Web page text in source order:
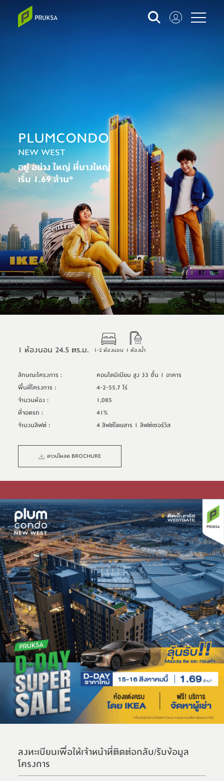
PLUMCONDO
NEW WEST
อยู่ อย่าง ใหญ่ ที่บางใหญ่
เริ่ม 1.69 ล้าน*
1 ห้องนอน 24.5 ตร.ม. 1-2 ห้องนอน 1 ห้องน้ำ
ลักษณะโครงการ :
คอนโดมิเนียม สูง 33 ชั้น 1 อาคาร
พื้นที่โครงการ :
4-2-55.7 ไร่
จำนวนห้อง :
1,085
ที่จอดรถ :
41%
จำนวนลิฟต์: 4 ลิฟต์โดยสาร 1 ลิฟต์เซอร์วิส
ดาวน์โหลด BROCHURE
ลงทะเบียนเพื่อให้เจ้าหน้าที่ติดต่อกลับ/รับข้อมูล
โครงการ